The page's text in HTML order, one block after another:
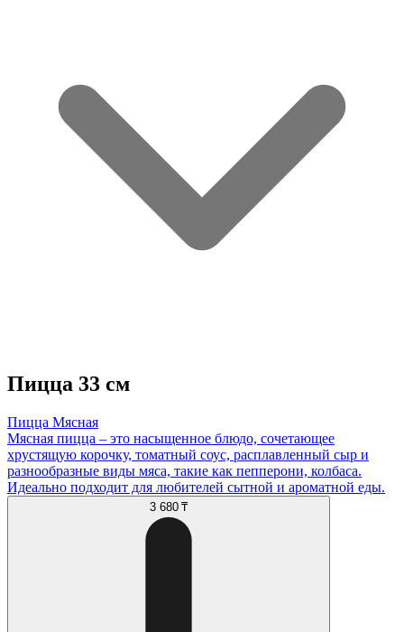
Пицца 33 см
Пицца Мясная
Мясная пицца – это насыщенное блюдо, сочетающее
хрустящую корочку, томатный соус, расплавленный сыр и
разнообразные виды мяса, такие как пепперони, колбаса.
Идеально подходит для любителей сытной и ароматной еды.
3 680 ₸